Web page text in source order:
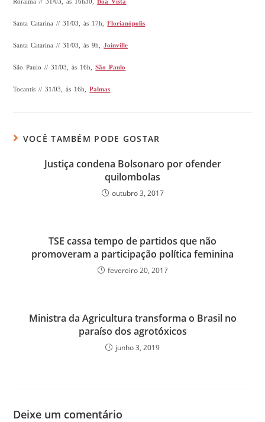
Santa Catarina // 31/03, às 17h,Florianópolis
Santa Catarina // 31/03, às 9h,Joinville
São Paulo // 31/03, às 16h,São Paulo
Tocantis // 31/03, às 16h,Palmas
VOCÊ TAMBÉM PODE GOSTAR
Justiça condena Bolsonaro por ofender
quilombolas
outubro 3, 2017
TSE cassa tempo de partidos que não
promoveram a participação política feminina
fevereiro 20, 2017
Ministra da Agricultura transforma o Brasil no
paraíso dos agrotóxicos
junho 3, 2019
Deixe um comentário